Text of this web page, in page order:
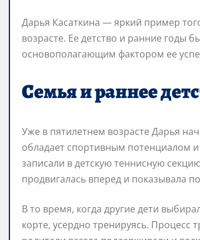
Дарья Касаткина — яркий пример
возрасте. Ее детство и ранние годы
основополагающим фактором ее
Семья и раннее
Уже в пятилетнем возрасте Дарья
обладает спортивным потенциалом
записали в детскую теннисную
продвигалась вперед и показывала
В то время, когда другие дети
корте, усердно тренируясь. Процесс